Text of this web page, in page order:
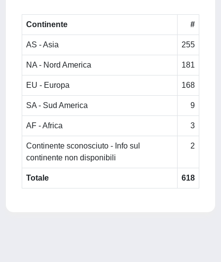
Continente #
AS - Asia 255
NA - Nord America 181
EU - Europa 168
SA - Sud America 9
AF - Africa 3
Continente sconosciuto - Info sul
continente non disponibili
2
Totale 618